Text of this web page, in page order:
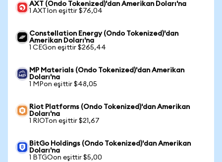
AXT (Ondo Tokenized)'dan Amerikan Doları'na
1 AXTIon eşittir $76,04
Constellation Energy (Ondo Tokenized)'dan
Amerikan Doları'na
1 CEGon eşittir $265,44
MP Materials (Ondo Tokenized)'dan Amerikan
Doları'na
1 MPon eşittir $48,05
Riot Platforms (Ondo Tokenized)'dan Amerikan
Doları'na
1 RIOTon eşittir $21,67
BitGo Holdings (Ondo Tokenized)'dan Amerikan
Doları'na
1 BTGOon eşittir $5,00